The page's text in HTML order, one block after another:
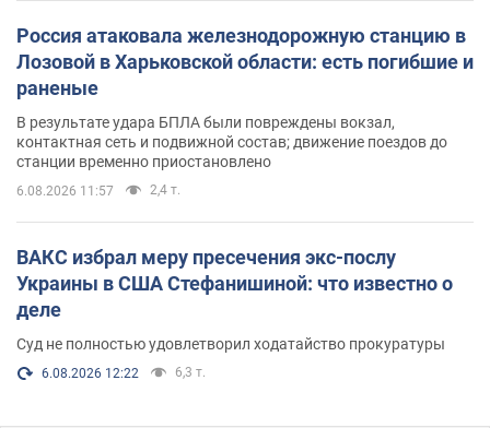
Россия атаковала железнодорожную станцию в
Лозовой в Харьковской области: есть погибшие и
раненые
В результате удара БПЛА были повреждены вокзал,
контактная сеть и подвижной состав; движение поездов до
станции временно приостановлено
6.08.2026 11:57 2,4 т.
ВАКС избрал меру пресечения экс-послу
Украины в США Стефанишиной: что известно о
деле
Суд не полностью удовлетворил ходатайство прокуратуры
6.08.2026 12:22 6,3 т.